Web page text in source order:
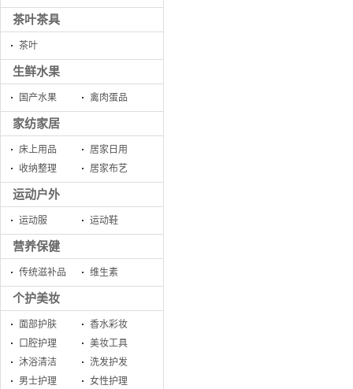
茶叶茶具
茶叶
生鲜水果
国产水果 禽肉蛋品
家纺家居
床上用品
居家日用
收纳整理
居家布艺
运动户外
运动服 运动鞋
营养保健
传统滋补品 维生素
个护美妆
面部护肤
香水彩妆
口腔护理
美妆工具
沐浴清洁
洗发护发
男士护理
女性护理